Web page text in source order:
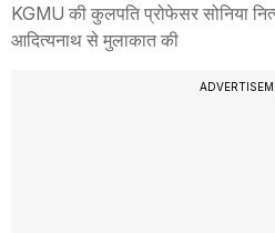
KGMU की कुलपति प्रोफेसर सोनिया
आदित्यनाथ से मुलाकात की